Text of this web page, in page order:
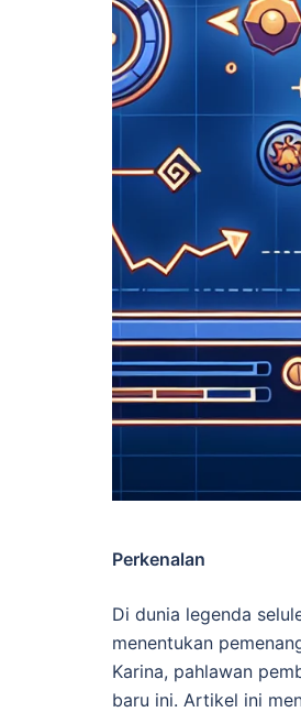
Perkenalan
Di dunia legenda
menentukan
Karina, pahlawan
baru ini. Artikel ini